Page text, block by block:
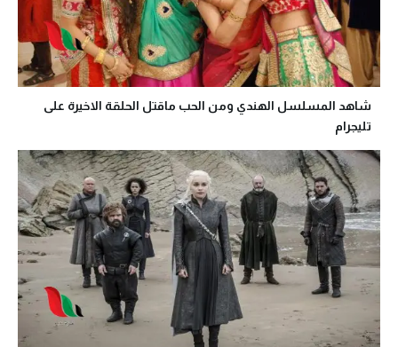
شاهد المسلسل الهندي ومن الحب ماقتل الحلقة الاخيرة على
تليجرام